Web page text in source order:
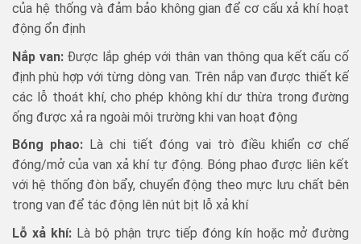
của hệ thống và đảm bảo không gian để cơ cấu xả khí hoạt
động ổn định
Nắp van:Được lắp ghép với thân van thông qua kết cấu cố
định phù hợp với từng dòng van. Trên nắp van được thiết kế
các lỗ thoát khí, cho phép không khí dư thừa trong đường
ống được xả ra ngoài môi trường khi van hoạt động
Bóng phao: Là chi tiết đóng vai trò điều khiển cơ chế
đóng/mở của van xả khí tự động. Bóng phao được liên kết
với hệ thống đòn bẩy, chuyển động theo mực lưu chất bên
trong van để tác động lên nút bịt lỗ xả khí
Lỗ xả khí:Là bộ phận trực tiếp đóng kín hoặc mở đường